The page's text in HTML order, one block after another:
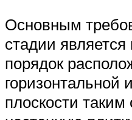
Основным
стадии
порядок
горизонтальной
плоскости